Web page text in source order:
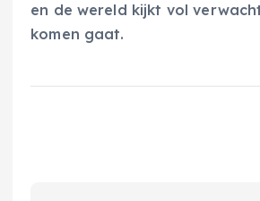
en de wereld kijkt vol
komen gaat.